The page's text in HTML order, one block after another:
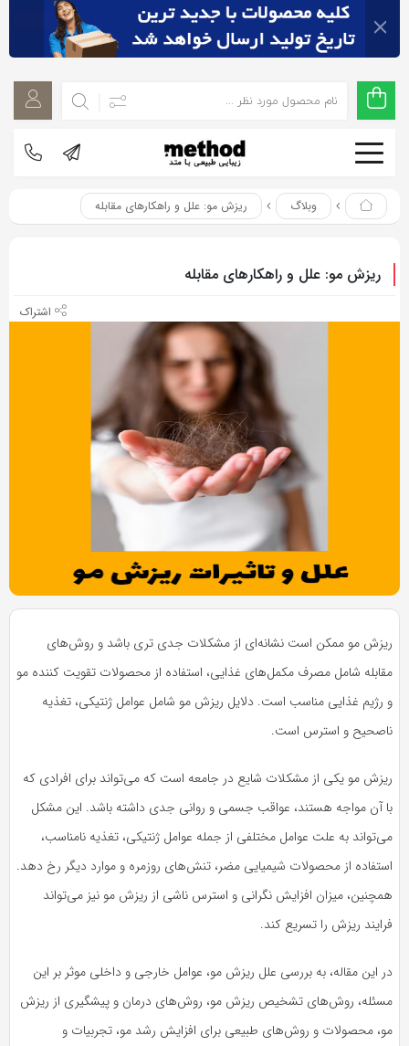
اشتراک
با
از
زیر
صفحه
وبلاگ ریزش مو: علل و راهکارهای مقابله
ریزش مو: علل و راهکارهای مقابله
اشتراک
گذاری
با
از
صفحه
ریزش مو ممکن است نشانه‌ای از مشکلات جدی تری باشد و روش‌های
مقابله شامل مصرف مکمل‌های غذایی، استفاده از محصولات تقویت کننده مو
و رژیم غذایی مناسب است. دلایل ریزش مو شامل عوامل ژنتیکی، تغذیه
ناصحیح و استرس است.
ریزش مو یکی از مشکلات شایع در جامعه است که می‌تواند برای افرادی که
با آن مواجه هستند، عواقب جسمی و روانی جدی داشته باشد. این مشکل
می‌تواند به علت عوامل مختلفی از جمله عوامل ژنتیکی، تغذیه نامناسب،
استفاده از محصولات شیمیایی مضر، تنش‌های روزمره و موارد دیگر رخ دهد.
همچنین، میزان افزایش نگرانی و استرس ناشی از ریزش مو نیز می‌تواند
فرایند ریزش را تسریع کند.
در این مقاله، به بررسی علل ریزش مو، عوامل خارجی و داخلی موثر بر این
مسئله، روش‌های تشخیص ریزش مو، روش‌های درمان و پیشگیری از ریزش
مو، محصولات و روش‌های طبیعی برای افزایش رشد مو، تجربیات و